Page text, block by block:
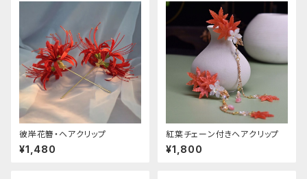
彼岸花簪・ヘアクリップ
¥1,480
紅葉チェーン付きヘアクリップ
¥1,800